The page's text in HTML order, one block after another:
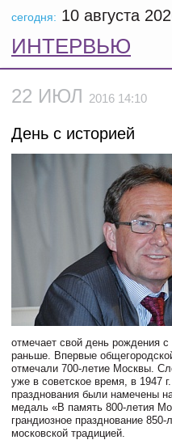
сегодня: 10 августа
ИНТЕРВЬЮ
22 ИЮЛ 2016 14:10
День с историей
отмечает свой день рождения с
раньше. Впервые
отмечали 700-летие Москвы.
уже в советское время, в 1947 г
празднования были намечены
медаль «В память 800-летия
грандиозное празднование
московской традицией.